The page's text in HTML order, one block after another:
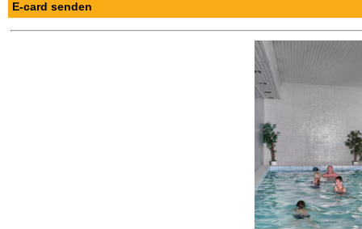
E-card senden